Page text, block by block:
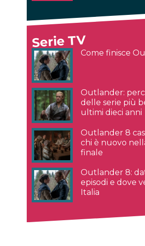
Serie TV
Come finisce
Outlander:
delle serie più
ultimi dieci anni
Outlander 8
chi è nuovo
finale
Outlander 8:
episodi e dove
Italia